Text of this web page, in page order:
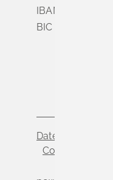
IBAN DE56
BIC VOLODE66
Datenschutz
Cookie-